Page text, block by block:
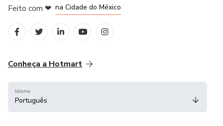
Feito com ❤ na Cidade do México
Conheça a Hotmart
Idioma
Português